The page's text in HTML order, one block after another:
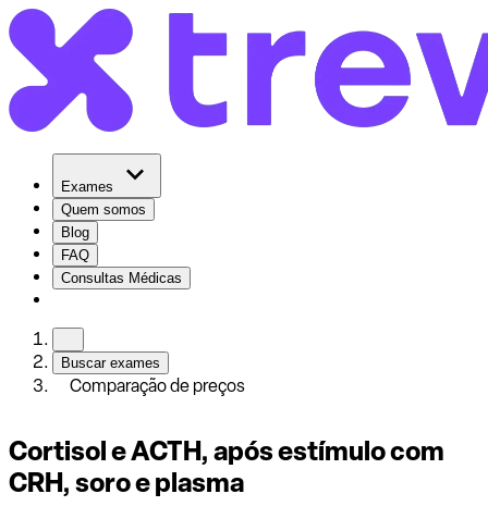
Exames
Quem somos
Blog
FAQ
Consultas Médicas
Buscar exames
Comparação de preços
Cortisol e ACTH, após estímulo com
CRH, soro e plasma